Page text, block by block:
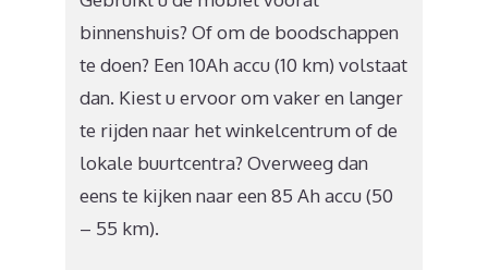
binnenshuis? Of om de boodschappen
te doen? Een 10Ah accu (10 km) volstaat
dan. Kiest u ervoor om vaker en langer
te rijden naar het winkelcentrum of de
lokale buurtcentra? Overweeg dan
eens te kijken naar een 85 Ah accu (50
– 55 km).